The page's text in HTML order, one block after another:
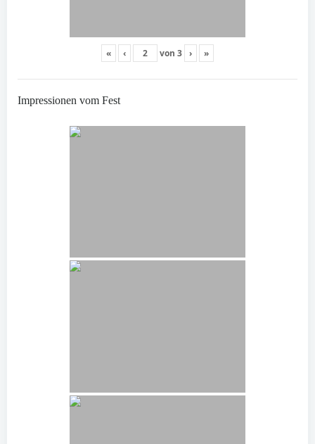
« ‹ von 3 › »
Impressionen vom Fest